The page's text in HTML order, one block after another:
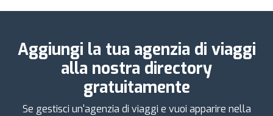
Aggiungi la tua agenzia di viaggi
alla nostra directory
gratuitamente
Se gestisci un'agenzia di viaggi e vuoi apparire nella